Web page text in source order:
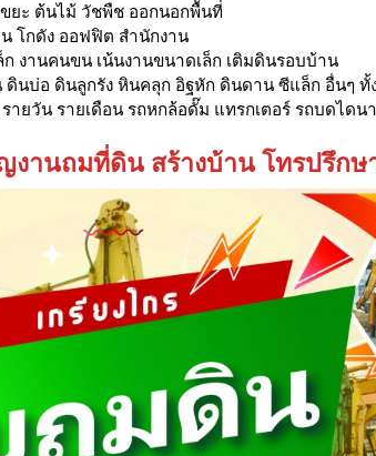
ขยะ ต้นไม้ วัชพืช ออกนอกพื้นที่
โกดัง ออฟฟิต สำนักงาน
งานคนขน เน้นงานขนาดเล็ก เติมดินรอบบ้าน
นบ่อ ดินลูกรัง หินคลุก อิฐหัก ดินดาน ซีแล็ก อื่นๆ ทั้
รายวัน รายเดือน รถหกล้อดั๊ม แทรกเตอร์ รถบดได
งานถมที่ดิน สร้างบ้าน โทรปรึกษ